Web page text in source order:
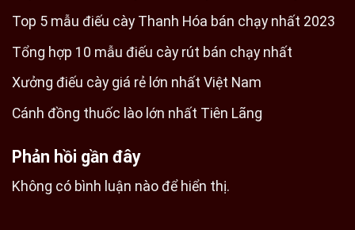
Top 5 mẫu điếu cày Thanh Hóa bán chạy nhất 2023
Tổng hợp 10 mẫu điếu cày rút bán chạy nhất
Xưởng điếu cày giá rẻ lớn nhất Việt Nam
Cánh đồng thuốc lào lớn nhất Tiên Lãng
Phản hồi gần đây
Không có bình luận nào để hiển thị.